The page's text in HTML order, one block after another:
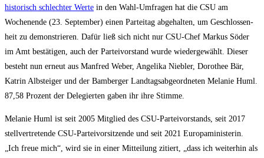
his­to­risch schlech­ter Wer­te in den Wahl-Umfra­gen hat die CSU am
Wochen­en­de (23. Sep­tem­ber) einen Par­tei­tag abge­hal­ten, um Geschlos­sen­
heit zu demons­trie­ren. Dafür ließ sich nicht nur CSU-Chef Mar­kus Söder
im Amt bestä­ti­gen, auch der Par­tei­vor­stand wur­de wie­der­ge­wählt. Die­ser
besteht nun erneut aus Man­fred Weber, Ange­li­ka Nie­b­ler, Doro­thee Bär,
Kat­rin Alb­stei­ger und der Bam­ber­ger Land­tags­ab­ge­ord­ne­ten Mela­nie Huml.
87,58 Pro­zent der Dele­gier­ten gaben ihr ihre Stimme.
Mela­nie Huml ist seit 2005 Mit­glied des CSU-Par­tei­vor­stands, seit 2017
stell­ver­tre­ten­de CSU-Par­tei­vor­sit­zen­de und seit 2021 Euro­pa­mi­nis­te­rin.
„Ich freue mich“, wird sie in einer Mit­tei­lung zitiert, „dass ich wei­ter­hin als